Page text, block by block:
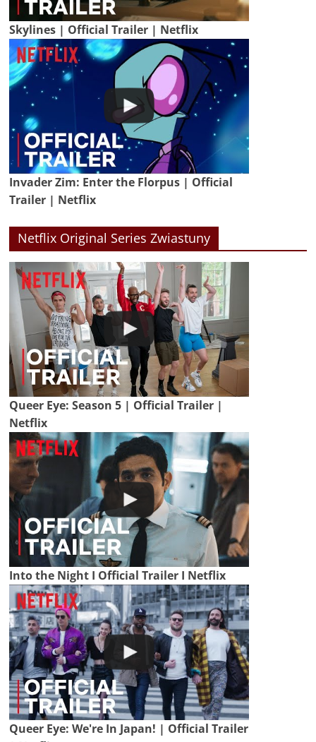
Skylines | Official Trailer | Netflix
Invader Zim: Enter the Florpus | Official
Trailer | Netflix
Netflix Original Series Zwiastuny
Queer Eye: Season 5 | Official Trailer |
Netflix
Into the Night I Official Trailer I Netflix
Queer Eye: We're In Japan! | Official Trailer